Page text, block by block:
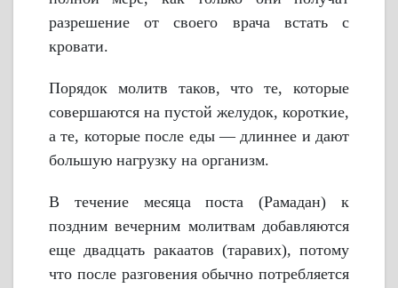
разрешение от своего врача встать с
кровати.
Порядок молитв таков, что те, которые
совершаются на пустой желудок, короткие,
а те, которые после еды — длиннее и дают
большую нагрузку на организм.
В течение месяца поста (Рамадан) к
поздним вечерним молитвам добавляются
еще двадцать ракаатов (таравих), потому
что после разговения обычно потребляется